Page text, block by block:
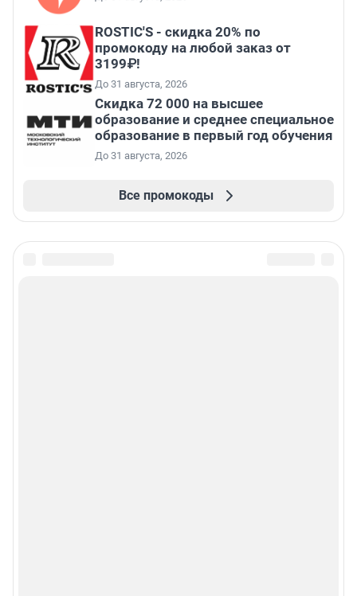
ROSTIC'S - скидка 20% по
промокоду на любой заказ от
3199₽!
До 31 августа, 2026
Скидка 72 000 на высшее
образование и среднее специальное
образование в первый год обучения
До 31 августа, 2026
Все промокоды